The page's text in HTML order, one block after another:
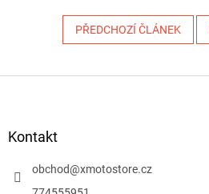
PŘEDCHOZÍ ČLÁNEK
Kontakt
obchod@xmotostore.cz